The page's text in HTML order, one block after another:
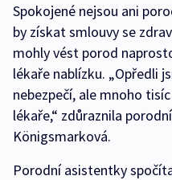
Spokojené nejsou ani
by získat smlouvy se
mohly vést porod
lékaře nablízku. „Opředli
nebezpečí, ale mnoho
lékaře,“ zdůraznila
Königsmarková.
Porodní asistentky